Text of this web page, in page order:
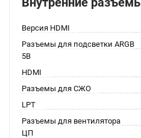
Версия HDMI
Разъемы для подсветки ARGB
5В
HDMI
Разъемы для СЖО
LPT
Разъемы для вентилятора
ЦП